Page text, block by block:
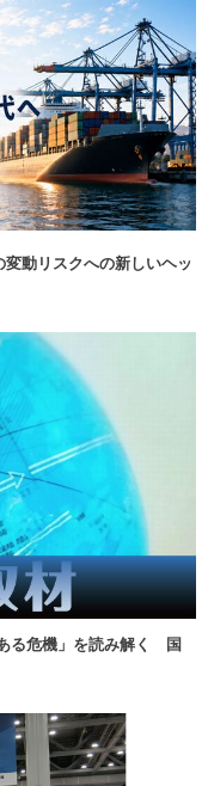
動リスクへの新しいヘッ
る危機」を読み解く 国